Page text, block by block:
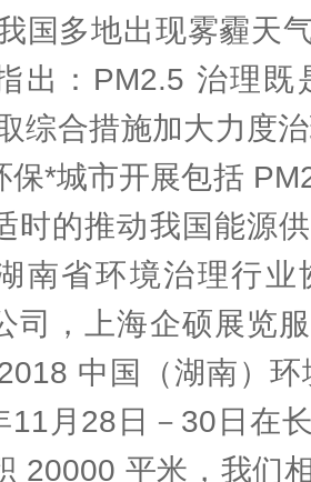
国多地出现雾霾天
出：PM2.5 治理既
综合措施加大力度
保*城市开展包括
时的推动我国能源
南省环境治理行业
司，上海企硕展览
中国（湖南）
11月28日－30日在
20000 平米，我们